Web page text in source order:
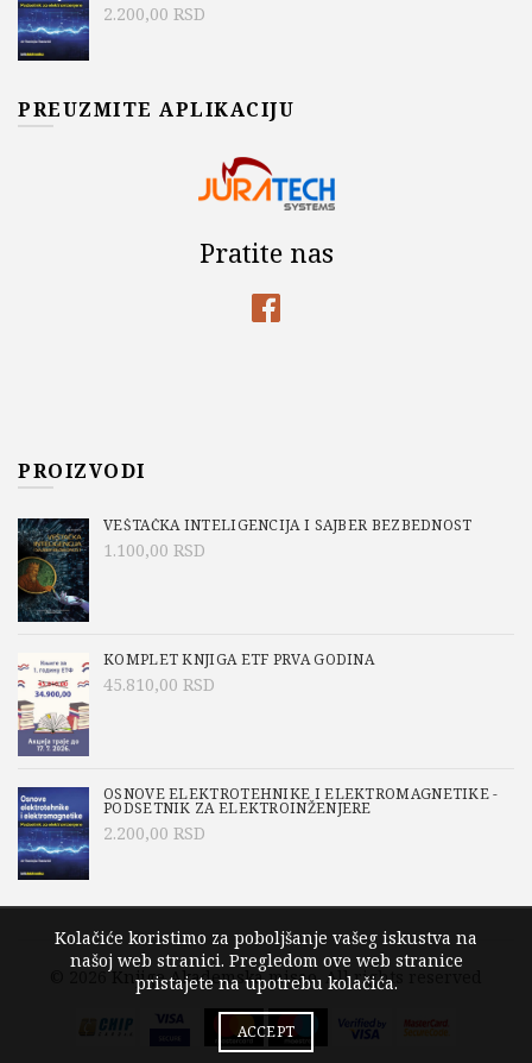
2.200,00 RSD
PREUZMITE APLIKACIJU
Pratite nas
PROIZVODI
VEŠTAČKA INTELIGENCIJA I SAJBER BEZBEDNOST
1.100,00 RSD
KOMPLET KNJIGA ETF PRVA GODINA
45.810,00 RSD
OSNOVE ELEKTROTEHNIKE I ELEKTROMAGNETIKE -
PODSETNIK ZA ELEKTROINŽENJERE
2.200,00 RSD
© 2026 Knjige Akademska misao. All rights reserved
Kolačiće koristimo za poboljšanje vašeg iskustva na
našoj web stranici. Pregledom ove web stranice
pristajete na upotrebu kolačića.
ACCEPT